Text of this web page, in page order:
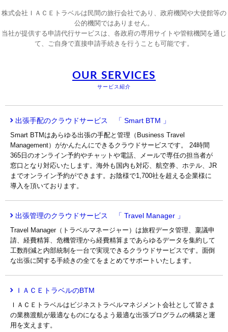
株式会社ＩＡＣＥトラベルは民間の旅行会社であり、政府機関や大使館等の
公的機関ではありません。
当社が提供する申請代行サービスは、各政府の専用サイトや管轄機関を通じ
て、ご自身で直接申請手続きを行うことも可能です。
OUR SERVICES
サービス紹介
出張手配のクラウドサービス 「 Smart BTM 」
Smart BTMはあらゆる出張の手配と管理（Business Travel
Management）がかんたんにできるクラウドサービスです。 24時間
365日のオンライン予約やチャットや電話、メールで専任の担当者が
窓口となり対応いたします。海外も国内も対応、航空券、ホテル、JR
までオンライン予約ができます。お陰様で1,700社を超える企業様に
導入を頂いております。
出張管理のクラウドサービス 「 Travel Manager 」
Travel Manager（トラベルマネージャー）は旅程データ管理、稟議申
請、経費精算、危機管理から経費精算まであらゆるデータを集約して
工数削減と内部統制を一台で実現できるクラウドサービスです。面倒
な出張に関する手続きの全てをまとめてサポートいたします。
ＩＡＣＥトラベルのBTM
ＩＡＣＥトラベルはビジネストラベルマネジメント会社として皆さま
の業務渡航が最適なものになるよう最適な出張プログラムの構築と運
用を支えます。